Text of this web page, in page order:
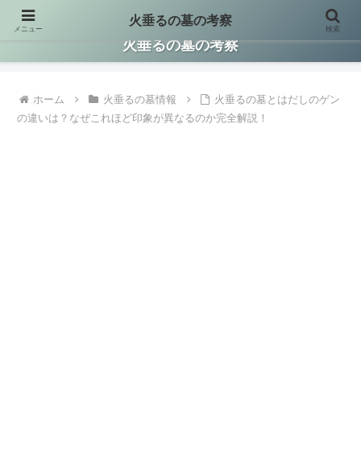
火垂るの墓の考察
ホーム 火垂るの墓情報
火垂るの墓とはだしのゲン
の違いは？なぜこれほど印象が異なるのか完全解説！
メニュー
火垂るの墓の考察
検索